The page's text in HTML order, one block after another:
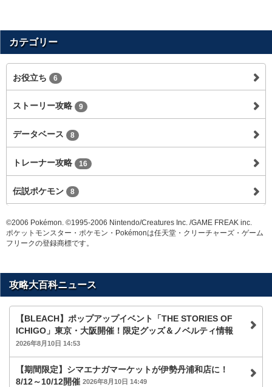
カテゴリー
お役立ち 6
ストーリー攻略 9
データベース 8
トレーナー攻略 16
伝説ポケモン 8
©2006 Pokémon. ©1995-2006 Nintendo/Creatures Inc. /GAME FREAK inc.
ポケットモンスター・ポケモン・Pokémonは任天堂・クリーチャーズ・ゲーム
フリークの登録商標です。
攻略大百科ニュース
【BLEACH】ポップアップイベント「THE STORIES OF
ICHIGO」東京・大阪開催！限定グッズ＆ノベルティ情報
2026年8月10日 14:53
【期間限定】シマエナガマーケットが伊勢丹浦和店に！
8/12～10/12開催 2026年8月10日 14:49